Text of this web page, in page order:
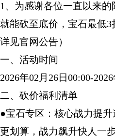
1、为感谢各位一直以来
就能砍至底价，宝石最低
详见官网公告）
一、活动时间
2026年02月26日00:00-
二、砍价福利清单
●宝石专区：核心战力提
更划算，战力飙升快人一步